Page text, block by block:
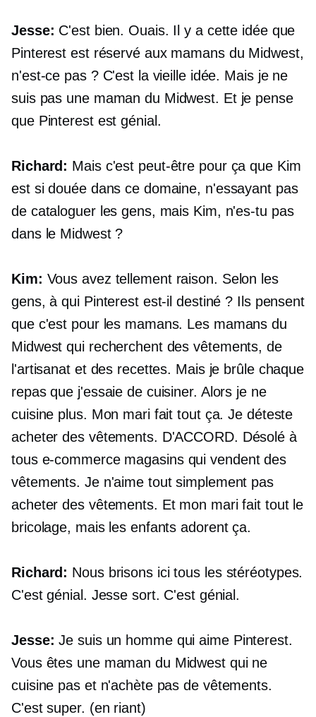
Jesse: C'est bien. Ouais. Il y a cette idée que
Pinterest est réservé aux mamans du Midwest,
n'est-ce pas ? C'est la vieille idée. Mais je ne
suis pas une maman du Midwest. Et je pense
que Pinterest est génial.
Richard: Mais c'est peut-être pour ça que Kim
est si douée dans ce domaine, n'essayant pas
de cataloguer les gens, mais Kim, n'es-tu pas
dans le Midwest ?
Kim: Vous avez tellement raison. Selon les
gens, à qui Pinterest est-il destiné ? Ils pensent
que c'est pour les mamans. Les mamans du
Midwest qui recherchent des vêtements, de
l'artisanat et des recettes. Mais je brûle chaque
repas que j'essaie de cuisiner. Alors je ne
cuisine plus. Mon mari fait tout ça. Je déteste
acheter des vêtements. D'ACCORD. Désolé à
tous e-commercemagasins qui vendent des
vêtements. Je n'aime tout simplement pas
acheter des vêtements. Et mon mari fait tout le
bricolage, mais les enfants adorent ça.
Richard: Nous brisons ici tous les stéréotypes.
C'est génial. Jesse sort. C'est génial.
Jesse: Je suis un homme qui aime Pinterest.
Vous êtes une maman du Midwest qui ne
cuisine pas et n'achète pas de vêtements.
C'est super. (en riant)